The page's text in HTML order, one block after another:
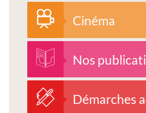
Cinéma
Nos
Démarches